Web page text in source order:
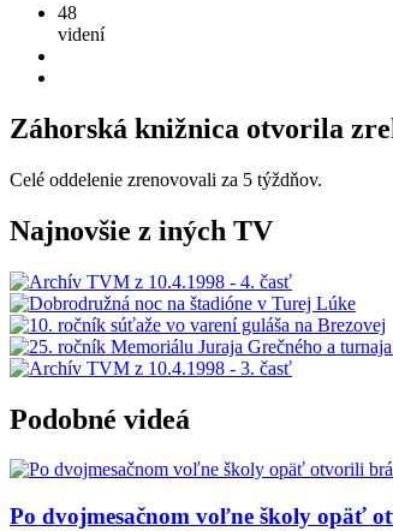
48
videní
Záhorská knižnica otvorila
Celé oddelenie zrenovovali za 5 týždňov.
Najnovšie z iných TV
Podobné videá
Po dvojmesačnom voľne školy opäť